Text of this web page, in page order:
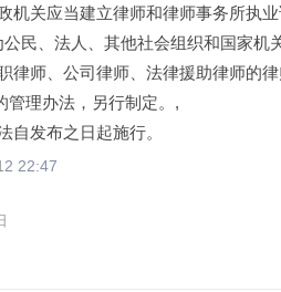
机关应当建立律师和律师事务所执
民、法人、其他社会组织和国家机
律师、公司律师、法律援助律师的
管理办法，另行制定。,
自发布之日起施行。
22:47